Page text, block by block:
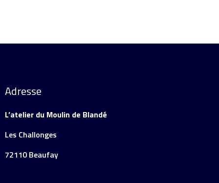
Adresse
L’atelier du Moulin de Blandé
Les Challonges
72110 Beaufay